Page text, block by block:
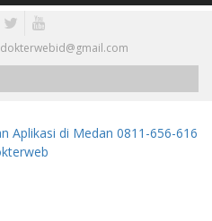
dokterwebid@gmail.com